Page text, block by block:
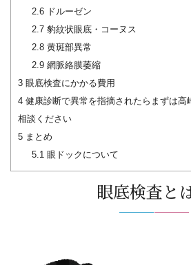
2.6ドルーゼン
2.7豹紋状眼底・コーヌス
2.8黄斑部異常
2.9網脈絡膜萎縮
3 眼底検査にかかる費用
4 健康診断で異常を指摘されたらまずは高
相談ください
5 まとめ
5.1眼ドックについて
眼底検査と